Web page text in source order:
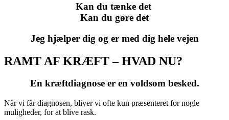
Kan du tænke det
Kan du gøre det
Jeg hjælper dig og er med dig hele vejen
RAMT AF KRÆFT – HVAD NU?
En kræftdiagnose er en voldsom besked.
Når vi får diagnosen, bliver vi ofte kun præsenteret for nogle
muligheder, for at blive rask.